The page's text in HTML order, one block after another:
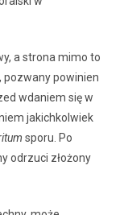
a strona mimo to
pozwany powinien
wdaniem się w
jakichkolwiek
sporu. Po
odrzuci złożony